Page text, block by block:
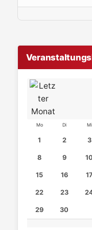
Mo Di Mi
1 2 3
8 9 10
15 16 17
22 23
29 30